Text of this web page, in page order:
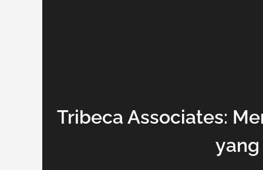
Tribeca Associates: